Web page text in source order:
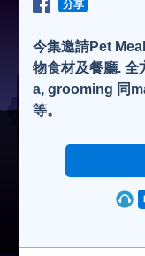
分享
今集邀請Pet
物食材及餐廳. 全
a, grooming 同
等。